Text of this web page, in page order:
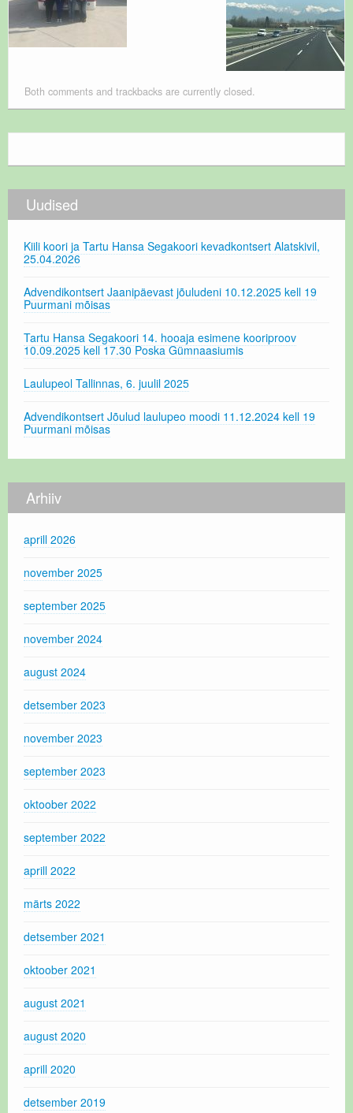
Both comments and trackbacks are currently closed.
Uudised
Kiili koori ja Tartu Hansa Segakoori kevadkontsert Alatskivil,
25.04.2026
Advendikontsert Jaanipäevast jõuludeni 10.12.2025 kell 19
Puurmani mõisas
Tartu Hansa Segakoori 14. hooaja esimene kooriproov
10.09.2025 kell 17.30 Poska Gümnaasiumis
Laulupeol Tallinnas, 6. juulil 2025
Advendikontsert Jõulud laulupeo moodi 11.12.2024 kell 19
Puurmani mõisas
Arhiiv
aprill 2026
november 2025
september 2025
november 2024
august 2024
detsember 2023
november 2023
september 2023
oktoober 2022
september 2022
aprill 2022
märts 2022
detsember 2021
oktoober 2021
august 2021
august 2020
aprill 2020
detsember 2019